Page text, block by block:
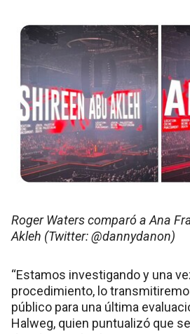
Roger Waters comparó a Ana
Akleh (Twitter: @dannydanon)
“Estamos investigando y una
procedimiento, lo
público para una última
Halweg, quien puntualizó que